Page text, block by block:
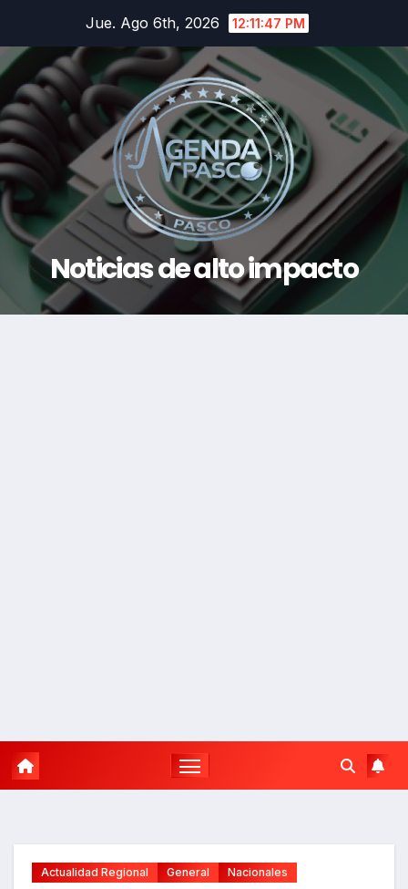
contenido
Jue. Ago 6th, 2026 12:11:48 PM
Noticias de alto impacto
Actualidad Regional General Nacionales